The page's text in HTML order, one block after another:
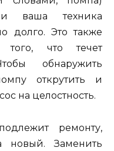
ваша техника
долго. Это также
что течет
обнаружить
открутить и
на целостность.
ремонту,
новый. Заменить